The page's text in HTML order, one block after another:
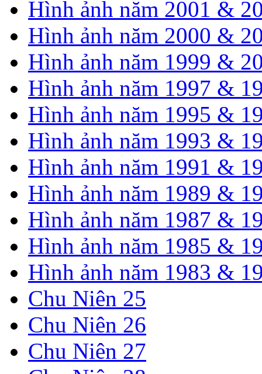
Hình ảnh năm 2001 &
Hình ảnh năm 2000 &
Hình ảnh năm 1999 &
Hình ảnh năm 1997 &
Hình ảnh năm 1995 &
Hình ảnh năm 1993 &
Hình ảnh năm 1991 &
Hình ảnh năm 1989 &
Hình ảnh năm 1987 &
Hình ảnh năm 1985 &
Hình ảnh năm 1983 &
Chu Niên 25
Chu Niên 26
Chu Niên 27